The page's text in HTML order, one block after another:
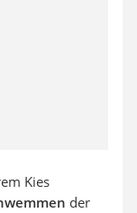
Kies
der